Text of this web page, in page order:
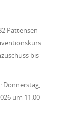
Pattensen
bis
Donnerstag,
um 11:00